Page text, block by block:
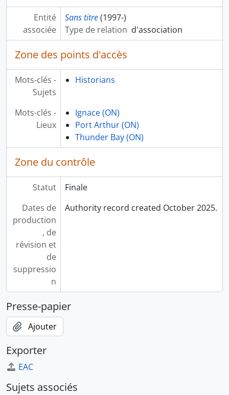
Entité
associée
Sans titre (1997-)
Type de relation d'association
Zone des points d'accès
Mots-clés -
Sujets
Historians
Mots-clés -
Lieux
Ignace (ON)
Port Arthur (ON)
Thunder Bay (ON)
Zone du contrôle
Statut
Finale
Dates de
production
, de
révision et
de
suppressio
n
Authority record created October 2025.
Presse-papier
Ajouter
Exporter
EAC
Sujets associés